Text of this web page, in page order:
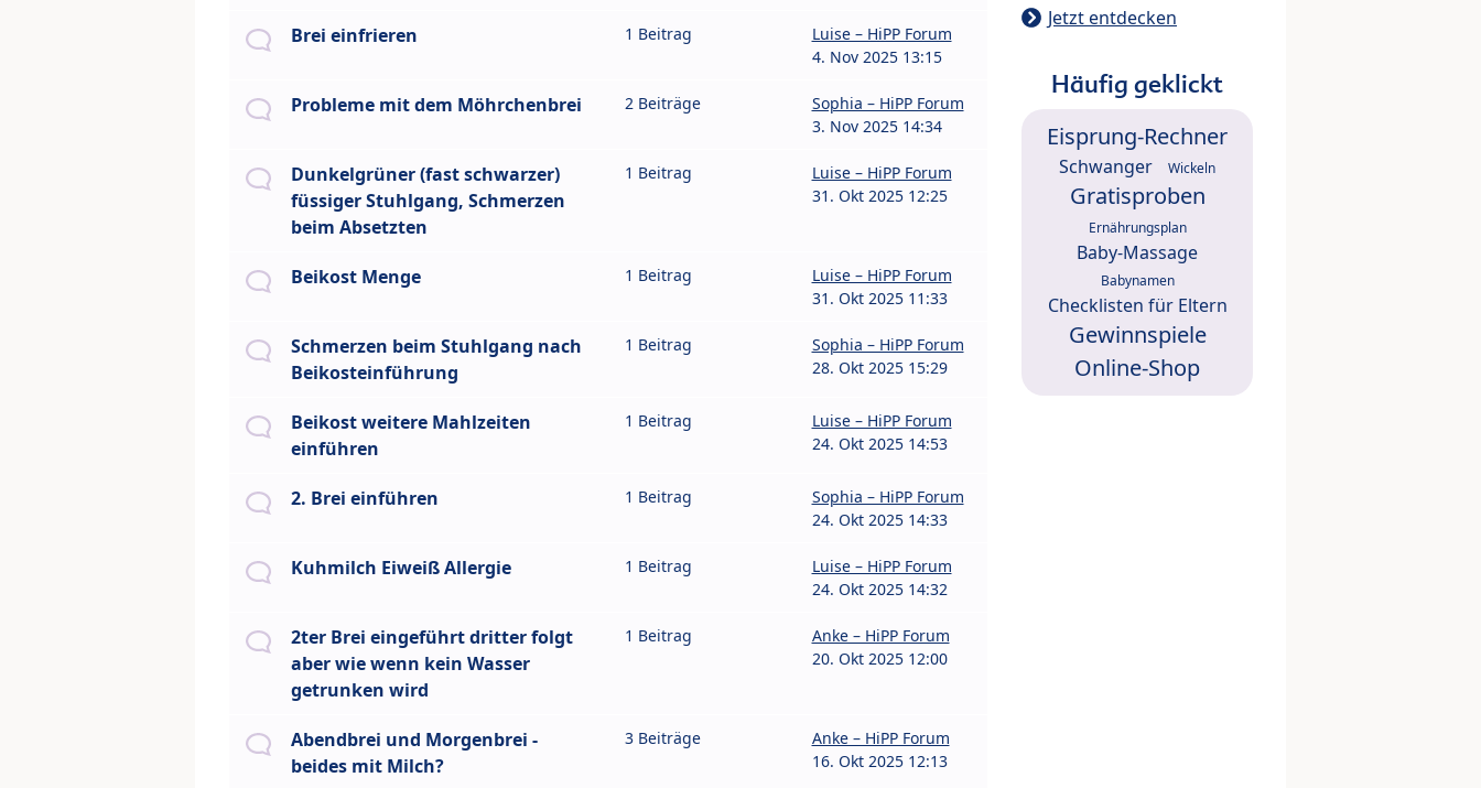
Brei einfrieren 1 Beitrag
Luise – HiPP Forum
4. Nov 2025 13:15
Probleme mit dem Möhrchenbrei 2 Beiträge
Sophia – HiPP Forum
3. Nov 2025 14:34
Dunkelgrüner (fast schwarzer)
füssiger Stuhlgang, Schmerzen
beim Absetzten
1 Beitrag
Luise – HiPP Forum
31. Okt 2025 12:25
Beikost Menge 1 Beitrag
Luise – HiPP Forum
31. Okt 2025 11:33
Schmerzen beim Stuhlgang nach
Beikosteinführung
1 Beitrag
Sophia – HiPP Forum
28. Okt 2025 15:29
Beikost weitere Mahlzeiten
einführen
1 Beitrag
Luise – HiPP Forum
24. Okt 2025 14:53
2. Brei einführen 1 Beitrag
Sophia – HiPP Forum
24. Okt 2025 14:33
Kuhmilch Eiweiß Allergie 1 Beitrag
Luise – HiPP Forum
24. Okt 2025 14:32
2ter Brei eingeführt dritter folgt
aber wie wenn kein Wasser
getrunken wird
1 Beitrag
Anke – HiPP Forum
20. Okt 2025 12:00
Abendbrei und Morgenbrei -
beides mit Milch?
3 Beiträge
Anke – HiPP Forum
16. Okt 2025 12:13
Jetzt entdecken
Häufig geklickt
Eisprung-Rechner
Schwanger Wickeln
Gratisproben
Ernährungsplan
Baby-Massage
Babynamen
Checklisten für Eltern
Gewinnspiele
Online-Shop